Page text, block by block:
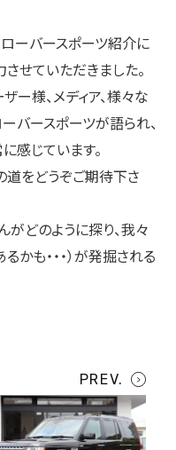
ローバースポーツ紹介に
せていただきました。
ー様、メディア、様々な
バースポーツが語られ、
感じています。
道をどうぞご期待下さ
がどのように探り、我々
かも・・・）が発掘される